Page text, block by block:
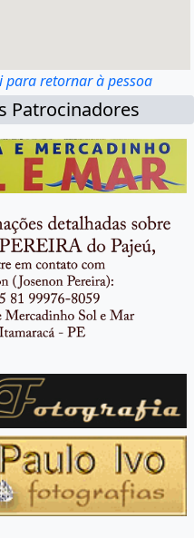
para retornar à pessoa
Patrocinadores